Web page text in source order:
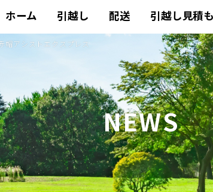
ホーム 引越し 配送 引越し見積
アシストエクスプレス
NEWS